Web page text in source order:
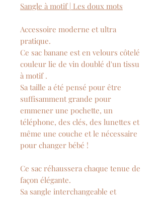
Sangle à motif | Les doux mots
Accessoire moderne et ultra
pratique.
Ce sac banane est en velours côtelé
couleur lie de vin doublé d'un tissu
à motif .
Sa taille a été pensé pour être
suffisamment grande pour
emmener une pochette, un
téléphone, des clés, des lunettes et
même une couche et le nécessaire
pour changer bébé !
Ce sac réhaussera chaque tenue de
façon élégante.
Sa sangle interchangeable et